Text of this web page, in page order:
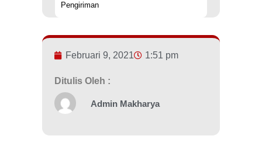
Pengiriman
Februari 9, 2021 1:51 pm
Ditulis Oleh :
Admin Makharya